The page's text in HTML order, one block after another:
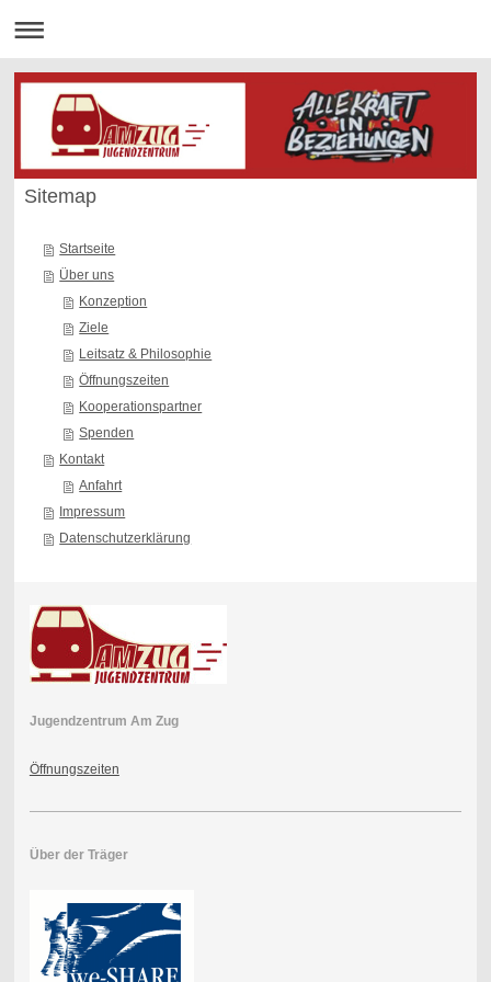
Sitemap
Startseite
Über uns
Konzeption
Ziele
Leitsatz & Philosophie
Öffnungszeiten
Kooperationspartner
Spenden
Kontakt
Anfahrt
Impressum
Datenschutzerklärung
Jugendzentrum Am Zug
Öffnungszeiten
Über der Träger